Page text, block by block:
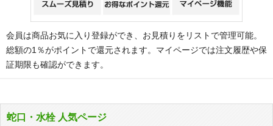
会員は商品お気に入り登録ができ、お見積りをリストで管理可能。
総額の1％がポイントで還元されます。マイページでは注文履歴や保
証期限も確認ができます。
蛇口・水栓 人気ページ